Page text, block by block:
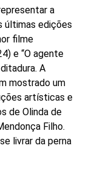
a
últimas edições
filme
e “O agente
A
mostrado um
artísticas e
de Olinda de
Filho.
livrar da perna